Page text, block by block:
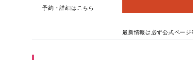
予約・詳細はこちら
最新情報は必ず公式ページ